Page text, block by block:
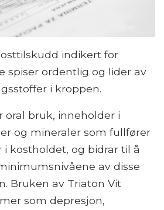
indikert for
spiser ordentlig og lider av
i kroppen.
oral bruk, inneholder i
og mineraler som fullfører
kostholdet, og bidrar til å
av disse
Bruken av Triaton Vit
som depresjon,